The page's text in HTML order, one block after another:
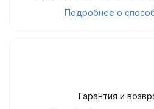
Подробнее о
Гарантия и